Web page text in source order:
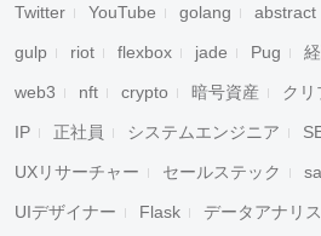
Twitter YouTube golang abstract
gulp riot flexbox jade Pug
web3 nft crypto 暗号資産 クリ
IP 正社員 システムエンジニア
UXリサーチャー セールステック
UIデザイナー Flask データアナリ